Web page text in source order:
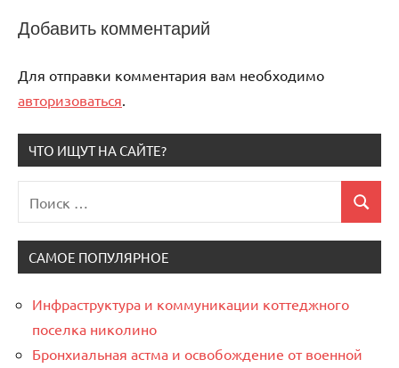
Добавить комментарий
Для отправки комментария вам необходимо
авторизоваться.
ЧТО ИЩУТ НА САЙТЕ?
для:
Поиск
САМОЕ ПОПУЛЯРНОЕ
Инфраструктура и коммуникации коттеджного
поселка николино
Бронхиальная астма и освобождение от военной